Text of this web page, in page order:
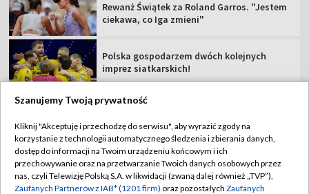
Rewanż Świątek za Roland Garros. "Jestem
ciekawa, co Iga zmieni"
Polska gospodarzem dwóch kolejnych
imprez siatkarskich!
TVP
Abonament TVP
Sklep TVP
Regulamin TVP
Polityka prywatności
Szanujemy Twoją prywatność
Kliknij "Akceptuję i przechodzę do serwisu", aby wyrazić zgody na
korzystanie z technologii automatycznego śledzenia i zbierania danych,
dostęp do informacji na Twoim urządzeniu końcowym i ich
przechowywanie oraz na przetwarzanie Twoich danych osobowych przez
nas, czyli Telewizję Polską S.A. w likwidacji (zwaną dalej również „TVP”),
Zaufanych Partnerów z IAB* (1201 firm) oraz pozostałych Zaufanych